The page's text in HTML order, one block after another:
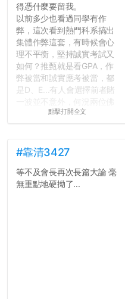
得憑什麼要留我。
以前多少也看過同學有作
弊，這次看到熱門科系搞出
集體作弊這套，有時候會心
理不平衡，堅持誠實考試又
如何？推甄就是看GPA，作
弊被當和誠實應考被當，都
是D、E...有人會選擇前者賭
心教授看起來要輕輕放下
長作弊的風氣。
反正老人我明天就要搬離新
竹，之後如何發展與我無
點擊打開全文
#靠清3427
等不及會長再次長篇大論 毫
無重點地硬拗了...